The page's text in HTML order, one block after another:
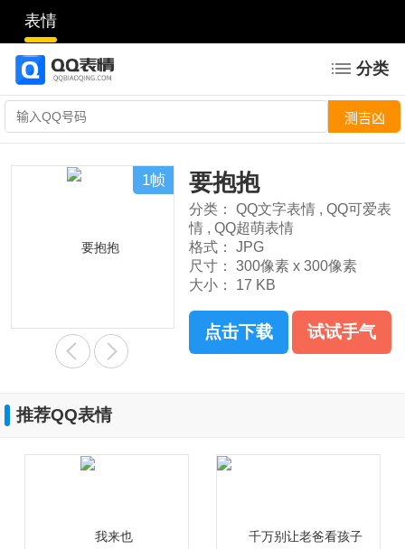
表情
分类
1帧 要抱抱
分类： QQ文字表情 , QQ可爱表
情 , QQ超萌表情
格式：
JPG
尺寸：
300像素 x 300像素
大小：
17 KB
点击下载 试试手气
推荐QQ表情